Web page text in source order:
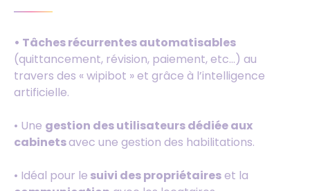
• Tâches récurrentes automatisables
(quittancement, révision, paiement, etc…) au
travers des « wipibot » et grâce à l’intelligence
artificielle.
• Une gestion des utilisateurs dédiée aux
cabinetsavec une gestion des habilitations.
• Idéal pour le suivi des propriétaireset la